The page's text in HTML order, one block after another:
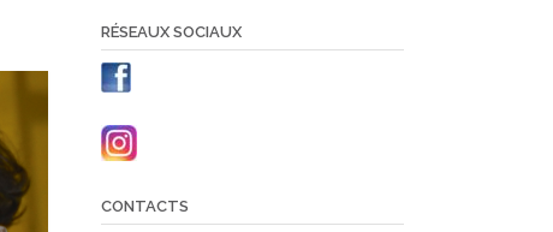
RÉSEAUX SOCIAUX
CONTACTS